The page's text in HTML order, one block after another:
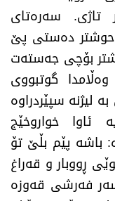
تاژی. سەرەتای
حوشتر دەستی پێ
بۆچی جەستەت
گوتبووی
لیژنە سپێردراوە
ئاوا خواروخێج
باشە پێم بڵێ تۆ
ڕووبار و قەراغ
فەرشی قەوزە